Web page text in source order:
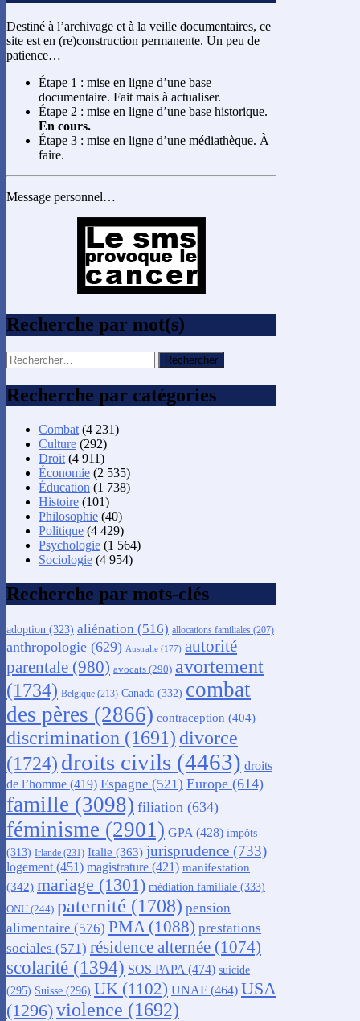
Destiné à l’archivage et à la veille documentaires, ce
site est en (re)construction permanente. Un peu de
patience…
Étape 1 : mise en ligne d’une base
documentaire. Fait mais à actualiser.
Étape 2 : mise en ligne d’une base historique.
En cours.
Étape 3 : mise en ligne d’une médiathèque. À
faire.
Message personnel…
Recherche par mot(s)
Rechercher :
Recherche par catégories
Combat (4 231)
Culture (292)
Droit (4 911)
Économie (2 535)
Éducation (1 738)
Histoire (101)
Philosophie (40)
Politique (4 429)
Psychologie (1 564)
Sociologie (4 954)
Recherche par mots-clés
adoption (323) aliénation (516) allocations familiales (207)
anthropologie (629) Australie (177) autorité
parentale (980) avocats (290) avortement
(1734) Belgique (213) Canada (332) combat
des pères (2866) contraception (404)
discrimination (1691) divorce
(1724) droits civils (4463) droits
de l’homme (419) Espagne (521) Europe (614)
famille (3098) filiation (634)
féminisme (2901) GPA (428) impôts
(313) Irlande (231) Italie (363) jurisprudence (733)
logement (451) magistrature (421) manifestation
(342) mariage (1301) médiation familiale (333)
ONU (244) paternité (1708) pension
alimentaire (576) PMA (1088) prestations
sociales (571) résidence alternée (1074)
scolarité (1394) SOS PAPA (474) suicide
(295) Suisse (296) UK (1102) UNAF (464) USA
(1296)violence (1692)